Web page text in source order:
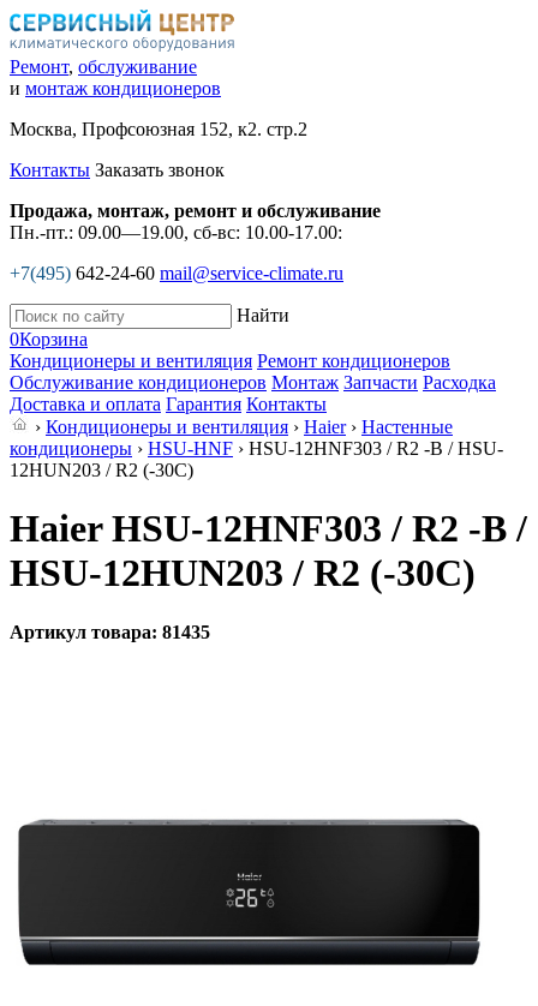
Ремонт, обслуживание
и монтаж кондиционеров
Москва, Профсоюзная 152, к2. стр.2
Контакты Заказать звонок
Продажа, монтаж, ремонт и обслуживание
Пн.-пт.: 09.00—19.00, сб-вс: 10.00-17.00:
+7(495) 642-24-60 mail@service-climate.ru
Найти
0Корзина
Кондиционеры и вентиляция Ремонт кондиционеров
Обслуживание кондиционеров Монтаж Запчасти Расходка
Доставка и оплата Гарантия Контакты
› Кондиционеры и вентиляция › Haier› Настенные
кондиционеры › HSU-HNF › HSU-12HNF303 / R2 -B / HSU-
12HUN203 / R2 (-30С)
Haier HSU-12HNF303 / R2 -B /
HSU-12HUN203 / R2 (-30С)
Артикул товара: 81435